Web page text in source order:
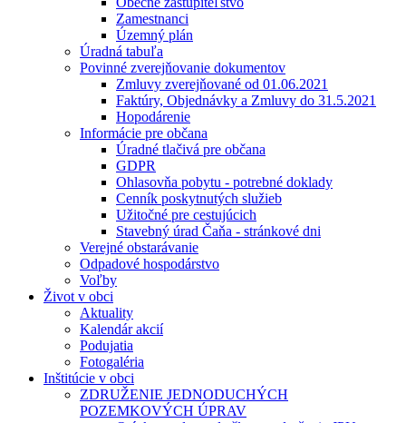
Zamestnanci
Územný plán
Úradná tabuľa
Povinné zverejňovanie dokumentov
Zmluvy zverejňované od 01.06.2021
Faktúry, Objednávky a Zmluvy do 31.5.2021
Hopodárenie
Informácie pre občana
Úradné tlačivá pre občana
GDPR
Ohlasovňa pobytu - potrebné doklady
Cenník poskytnutých služieb
Užitočné pre cestujúcich
Stavebný úrad Čaňa - stránkové dni
Verejné obstarávanie
Odpadové hospodárstvo
Voľby
Život v obci
Aktuality
Kalendár akcií
Podujatia
Fotogaléria
Inštitúcie v obci
ZDRUŽENIE JEDNODUCHÝCH
POZEMKOVÝCH ÚPRAV